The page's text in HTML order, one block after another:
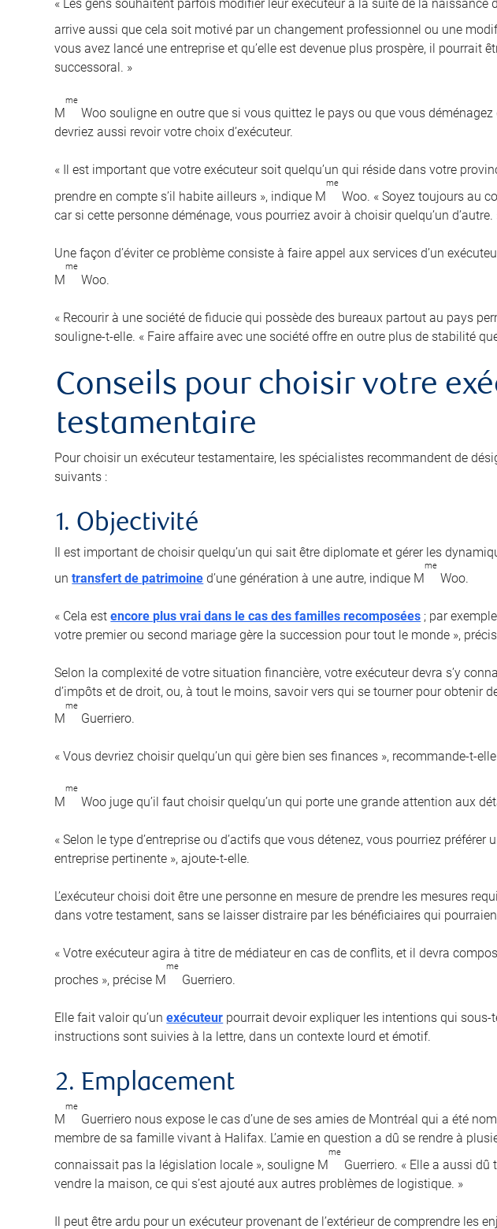
« Les gens souhaitent parfois modifier leur exécuteur à la suite de la naissance
arrive aussi que cela soit motivé par un changement professionnel ou une
vous avez lancé une entreprise et qu’elle est devenue plus prospère, il pourrait
successoral. »
M
me
Woo souligne en outre que si vous quittez le pays ou que vous
devriez aussi revoir votre choix d’exécuteur.
« Il est important que votre exécuteur soit quelqu’un qui réside dans votre
prendre en compte s’il habite ailleurs », indique M
me
Woo. « Soyez toujours au
car si cette personne déménage, vous pourriez avoir à choisir quelqu’un d’autre.
Une façon d’éviter ce problème consiste à faire appel aux services d’un
M
me
Woo.
« Recourir à une société de fiducie qui possède des bureaux partout au pays
souligne-t-elle. « Faire affaire avec une société offre en outre plus de stabilité
Conseils pour choisir votre
testamentaire
Pour choisir un exécuteur testamentaire, les spécialistes recommandent de
suivants :
1. Objectivité
Il est important de choisir quelqu’un qui sait être diplomate et gérer les
untransfert de patrimoine d’une génération à une autre, indique M
me
Woo.
« Cela estencore plus vrai dans le cas des familles recomposées ; par
votre premier ou second mariage gère la succession pour tout le monde »,
Selon la complexité de votre situation financière, votre exécuteur devra s’y
d’impôts et de droit, ou, à tout le moins, savoir vers qui se tourner pour obtenir
M
me
Guerriero.
« Vous devriez choisir quelqu’un qui gère bien ses finances », recommande-t-
M
me
Woo juge qu’il faut choisir quelqu’un qui porte une grande attention aux
« Selon le type d’entreprise ou d’actifs que vous détenez, vous pourriez préférer
entreprise pertinente », ajoute-t-elle.
L’exécuteur choisi doit être une personne en mesure de prendre les mesures
dans votre testament, sans se laisser distraire par les bénéficiaires qui
« Votre exécuteur agira à titre de médiateur en cas de conflits, et il devra
proches », précise M
me
Guerriero.
Elle fait valoir qu’unexécuteur pourrait devoir expliquer les intentions qui sous-
instructions sont suivies à la lettre, dans un contexte lourd et émotif.
2. Emplacement
M
me
Guerriero nous expose le cas d’une de ses amies de Montréal qui a été
membre de sa famille vivant à Halifax. L’amie en question a dû se rendre à
connaissait pas la législation locale », souligne M
me
Guerriero. « Elle a aussi
vendre la maison, ce qui s’est ajouté aux autres problèmes de logistique. »
Il peut être ardu pour un exécuteur provenant de l’extérieur de comprendre les